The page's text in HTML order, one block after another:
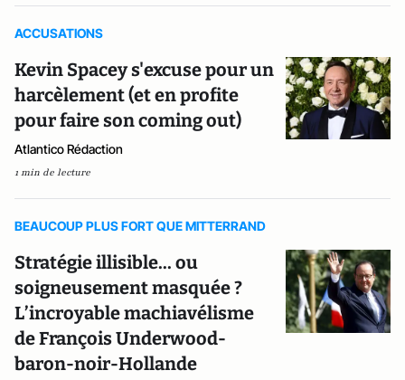
ACCUSATIONS
Kevin Spacey s'excuse pour un
harcèlement (et en profite
pour faire son coming out)
Atlantico Rédaction
1 min de lecture
BEAUCOUP PLUS FORT QUE MITTERRAND
Stratégie illisible... ou
soigneusement masquée ?
L’incroyable machiavélisme
de François Underwood-
baron-noir-Hollande